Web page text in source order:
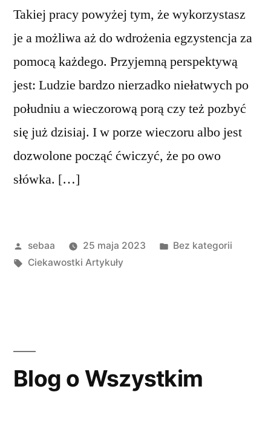
Takiej pracy powyżej tym, że wykorzystasz
je a możliwa aż do wdrożenia egzystencja za
pomocą każdego. Przyjemną perspektywą
jest: Ludzie bardzo nierzadko niełatwych po
południu a wieczorową porą czy też pozbyć
się już dzisiaj. I w porze wieczoru albo jest
dozwolone począć ćwiczyć, że po owo
słówka. […]
Posted
by
sebaa 25 maja 2023
Posted
Bez kategorii
Tagi:
Ciekawostki Artykuły
Blog o Wszystkim